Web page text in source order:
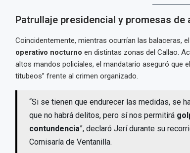
Patrullaje presidencial y promesas de
Coincidentemente, mientras ocurrían las balaceras, el
operativo nocturno en distintas zonas del Callao.
altos mandos policiales, el mandatario aseguró que
titubeos” frente al crimen organizado.
“Si se tienen que endurecer las medidas, se
que no habrá delitos, pero sí nos permitirá
contundencia”, declaró Jerí durante su
Comisaría de Ventanilla.